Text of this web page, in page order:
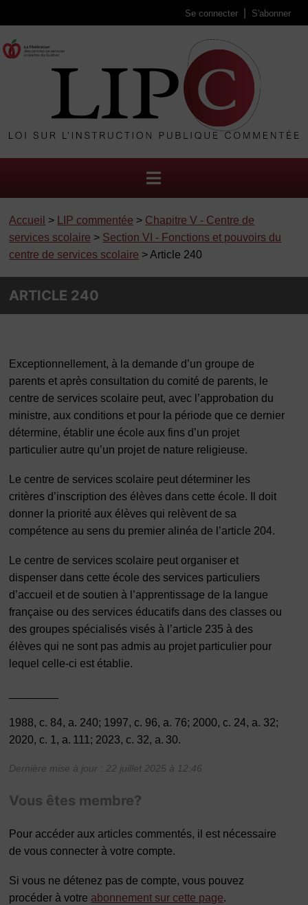
Se connecter S'abonner
Accueil > LIP commentée > Chapitre V - Centre de
services scolaire > Section VI - Fonctions et pouvoirs du
centre de services scolaire > Article 240
ARTICLE 240
Exceptionnellement, à la demande d’un groupe de
parents et après consultation du comité de parents, le
centre de services scolaire peut, avec l’approbation du
ministre, aux conditions et pour la période que ce dernier
détermine, établir une école aux fins d’un projet
particulier autre qu’un projet de nature religieuse.
Le centre de services scolaire peut déterminer les
critères d’inscription des élèves dans cette école. Il doit
donner la priorité aux élèves qui relèvent de sa
compétence au sens du premier alinéa de l’article 204.
Le centre de services scolaire peut organiser et
dispenser dans cette école des services particuliers
d’accueil et de soutien à l’apprentissage de la langue
française ou des services éducatifs dans des classes ou
des groupes spécialisés visés à l’article 235 à des
élèves qui ne sont pas admis au projet particulier pour
lequel celle-ci est établie.
1988, c. 84, a. 240; 1997, c. 96, a. 76; 2000, c. 24, a. 32;
2020, c. 1, a. 111; 2023, c. 32, a. 30.
Dernière mise à jour : 22 juillet 2025 à 12:46
Vous êtes membre?
Pour accéder aux articles commentés, il est nécessaire
de vous connecter à votre compte.
Si vous ne détenez pas de compte, vous pouvez
procéder à votre abonnement sur cette page.